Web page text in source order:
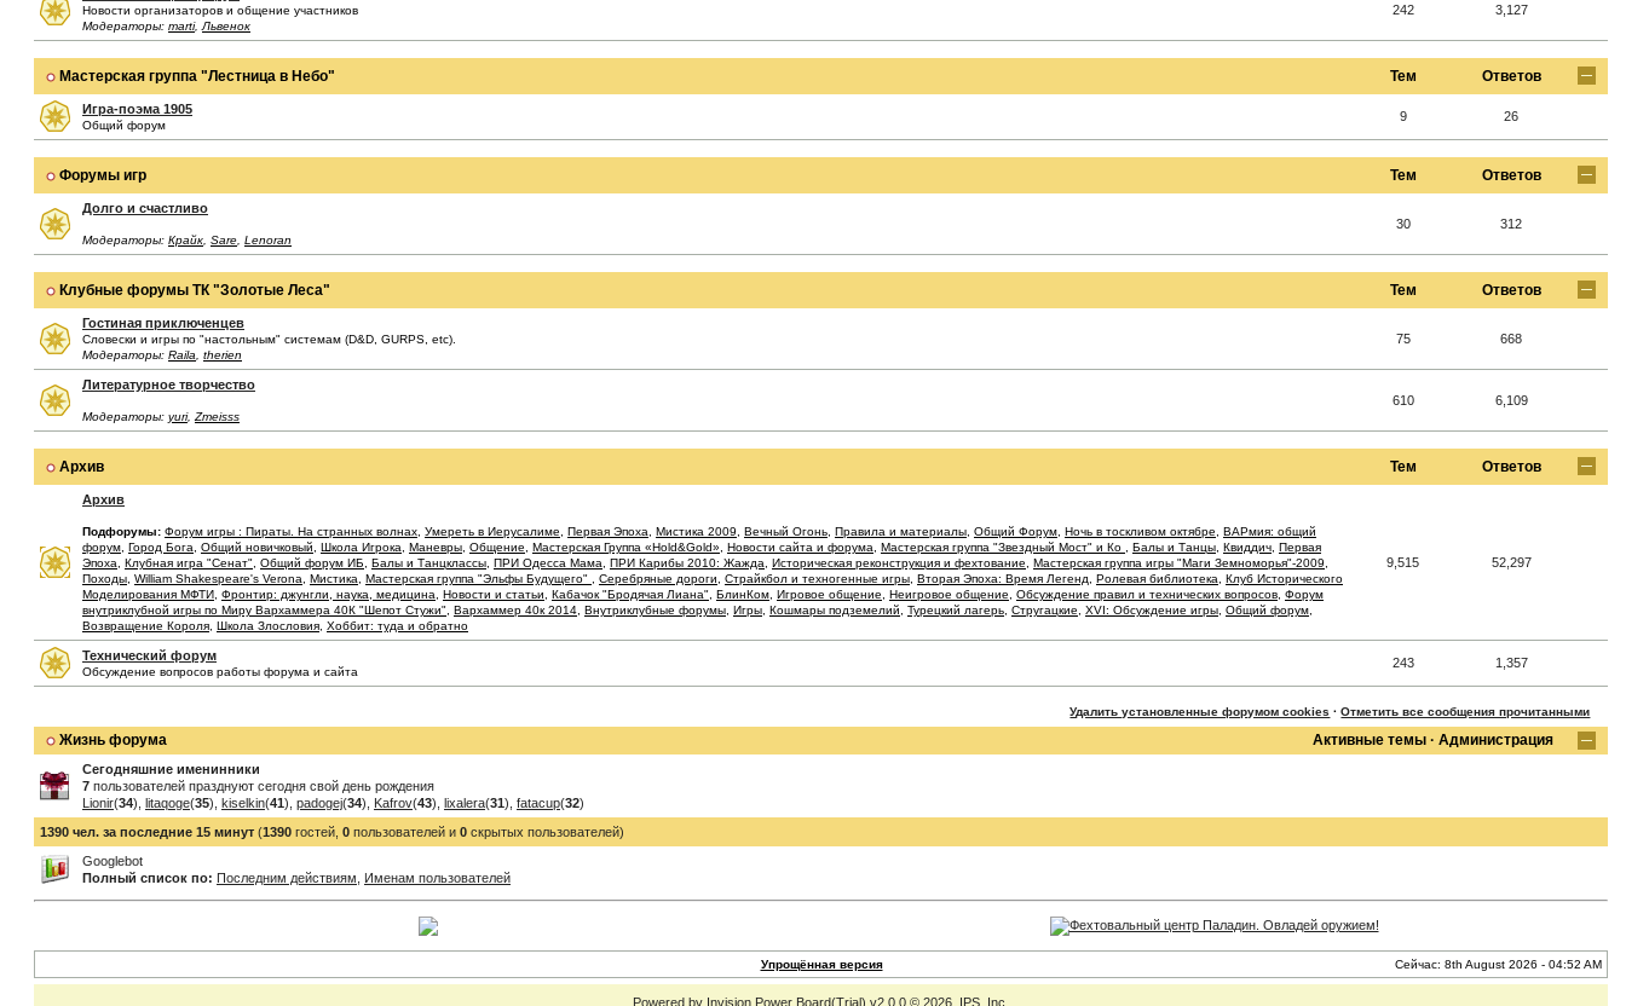
Новости организаторов и общение участников
Модераторы: marti, Львенок
242 3,127
Мастерская группа "Лестница в Небо" Тем Ответов
Игра-поэма 1905
Общий форум
9 26
Форумы игр Тем Ответов
Долго и счастливо
Модераторы: Крайк Sare Lenoran
30 312
Клубные форумы ТК "Золотые Леса" Тем Ответов
Гостиная приключенцев
Словески и игры по "настольным" системам (D&D, GURPS, etc).
Модераторы: Raila therien
75 668
Литературное творчество
Модераторы: yuri, Zmeisss
610 6,109
Архив Тем Ответов
Архив
Подфорумы: Форум игры : Пираты. На странных волнах Умереть в Иерусалиме Первая Эпоха Мистика 2009 Вечный Огонь Правила и материалы Общий Форум Ночь в тоскливом октябре
ВАРмия: общий
форум Город Бога Общий новичковый Школа Игрока Маневры Общение Мастерская Группа «Hold&Gold» Новости сайта и форума Мастерская группа "Звездный Мост" и Ко Балы и Танцы Квиддич Первая
Эпоха
Клубная игра "Сенат" Общий форум ИБ Балы и Танцклассы ПРИ Одесса Мама ПРИ Карибы 2010: Жажда Историческая реконструкция и фехтование Мастерская группа игры "Маги Земноморья"-2009
Походы William Shakespeare's Verona Мистика Мастерская группа "Эльфы Будущего" Серебряные дороги Страйкбол и техногенные игры Вторая Эпоха: Время Легенд Ролевая библиотека
Клуб Исторического
Моделирования МФТИ Фронтир: джунгли, наука, медицина Новости и статьи Кабачок "Бродячая Лиана" БлинКом Игровое общение Неигровое общение Обсуждение правил и технических вопросов Форум
внутриклубной игры по Миру Вархаммера 40К "Шепот Стужи" Вархаммер 40к 2014 Внутриклубные форумы Игры Кошмары подземелий Турецкий лагерь Стругацкие XVI: Обсуждение игры Общий форум
Возвращение Короля Школа Злословия Хоббит: туда и обратно
9,515 52,297
Технический форум
Обсуждение вопросов работы форума и сайта
243 1,357
Удалить установленные форумом cookies ·Отметить все сообщения прочитанными
Жизнь форума Активные темы · Администрация
Сегодняшние именинники
7 пользователей празднуют сегодня свой день рождения
Lionir(34), litaqoge(35), kiselkin(41), padogej(34), Kafrov(43), lixalera(31), fatacup(32)
1390 чел. за последние 15 минут (1390 гостей, 0 пользователей и 0 скрытых пользователей)
Googlebot
Полный список по: Последним действиям Именам пользователей
Упрощённая версия Сейчас: 8th August 2026 - 04:52 AM
Powered by Invision Power Board(Trial) v2.0.0 © 2026 IPS, Inc.